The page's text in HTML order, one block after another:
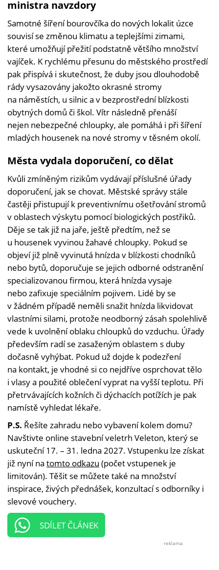
ministra navzdory
Samotné šíření bourovčíka do nových lokalit úzce
souvisí se změnou klimatu a teplejšími zimami,
které umožňují přežití podstatně většího množství
vajíček. K rychlému přesunu do městského prostředí
pak přispívá i skutečnost, že duby jsou dlouhodobě
rády vysazovány jakožto okrasné stromy
na náměstích, u silnic a v bezprostřední blízkosti
obytných domů či škol. Vítr následně přenáší
nejen nebezpečné chloupky, ale pomáhá i při šíření
mladých housenek na nové stromy v těsném okolí.
Města vydala doporučení, co dělat
Kvůli zmíněným rizikům vydávají příslušné úřady
doporučení, jak se chovat. Městské správy stále
častěji přistupují k preventivnímu ošetřování stromů
v oblastech výskytu pomocí biologických postřiků.
Děje se tak již na jaře, ještě předtím, než se
u housenek vyvinou žahavé chloupky. Pokud se
objeví již plně vyvinutá hnízda v blízkosti chodníků
nebo bytů, doporučuje se jejich odborné odstranění
specializovanou firmou, která hnízda vysaje
nebo zafixuje speciálním pojivem. Lidé by se
v žádném případě neměli snažit hnízda likvidovat
vlastními silami, protože neodborný zásah spolehlivě
vede k uvolnění oblaku chloupků do vzduchu. Úřady
především radí se zasaženým oblastem s duby
dočasně vyhýbat. Pokud už dojde k podezření
na kontakt, je vhodné si co nejdříve osprchovat tělo
i vlasy a použité oblečení vyprat na vyšší teplotu. Při
přetrvávajících kožních či dýchacích potížích je pak
namístě vyhledat lékaře.
P.S. Řešíte zahradu nebo vybavení kolem domu?
Navštivte online stavební veletrh Veleton, který se
uskuteční 17. – 31. ledna 2027. Vstupenku lze získat
již nyní na tomto odkazu (počet vstupenek je
limitován). Těšit se můžete také na množství
inspirace, živých přednášek, konzultací s odborníky i
slevové vouchery.
SDÍLET ČLÁNEK
reklama